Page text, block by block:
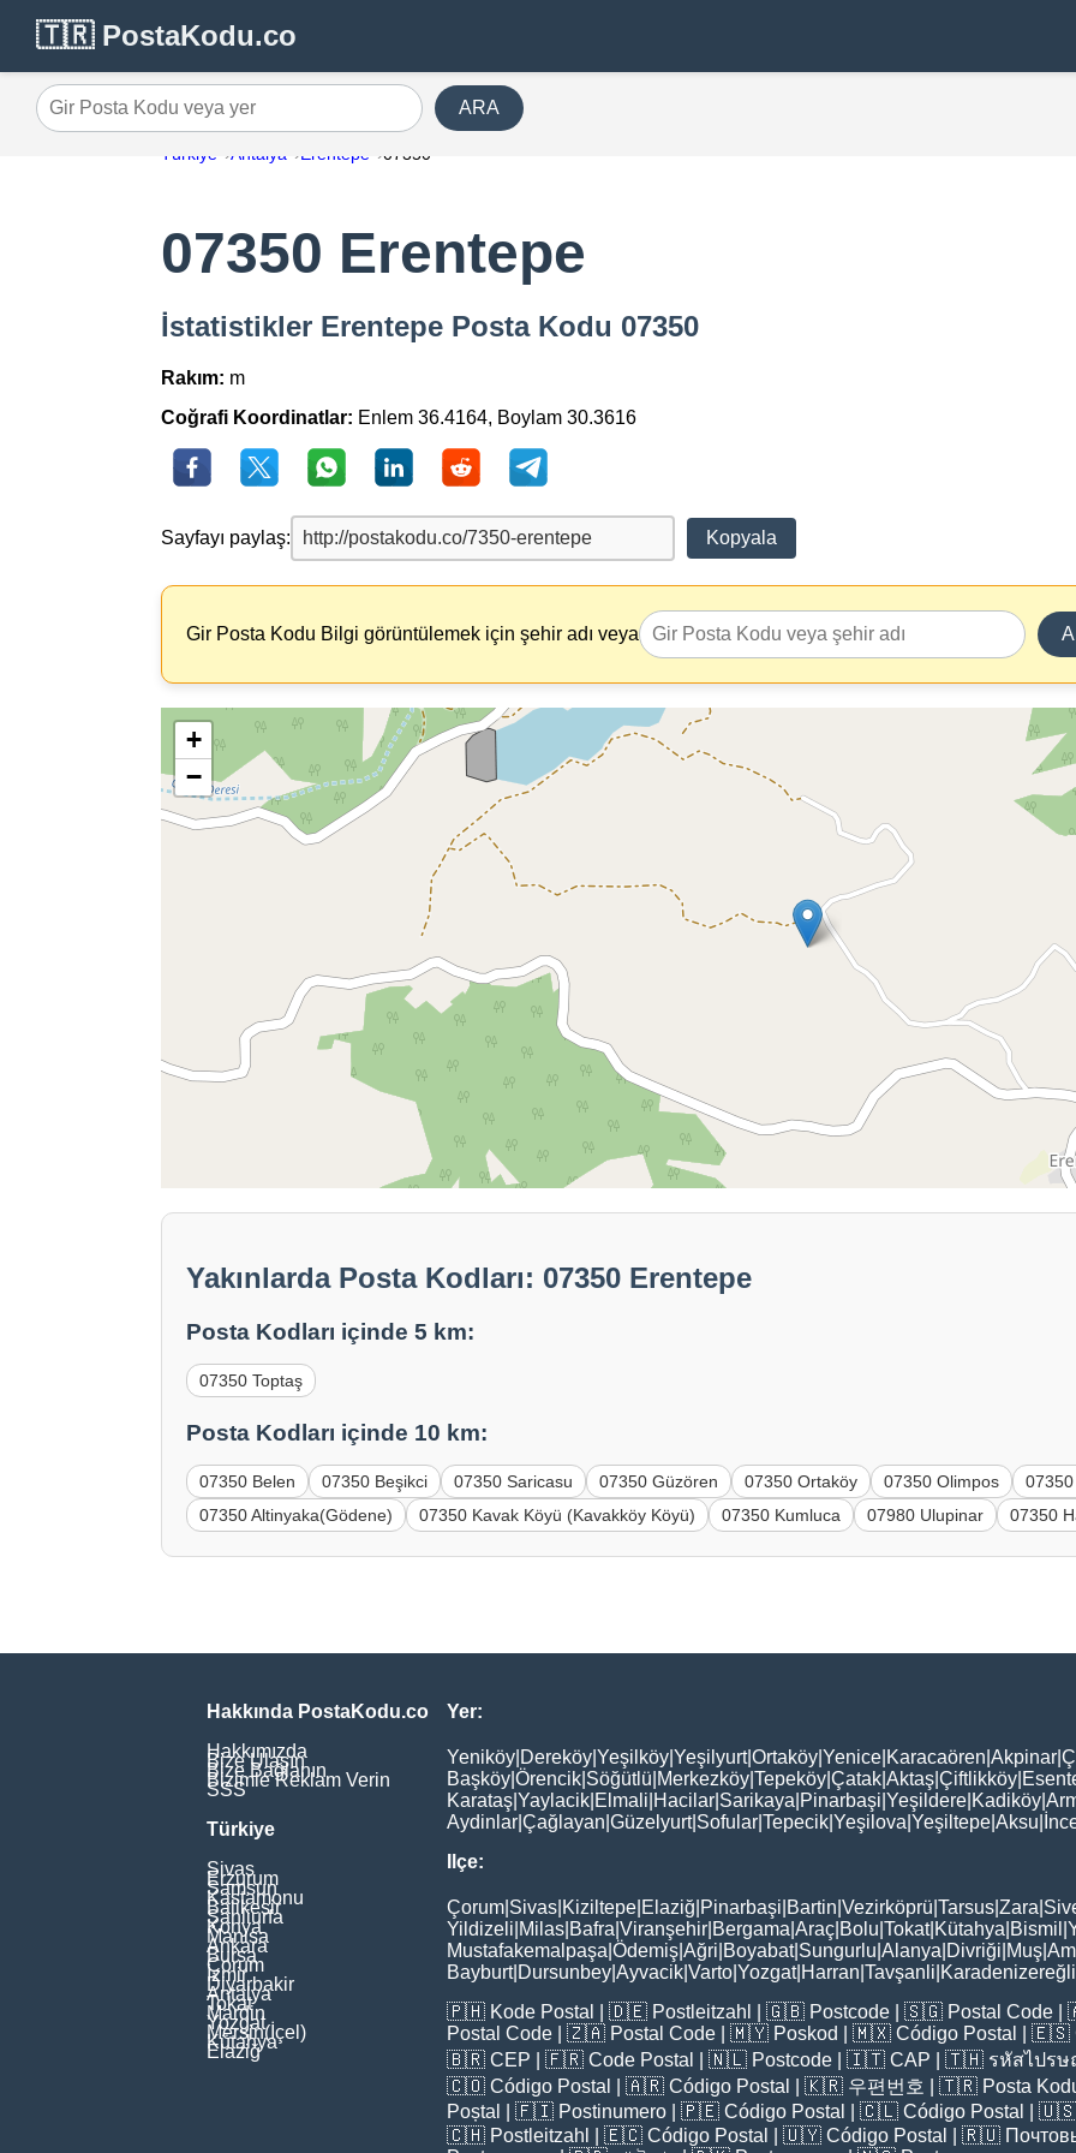
🇹🇷 PostaKodu.co
Gir Posta Kodu veya yer ARA
Türkiye Antalya Erentepe 07350
07350 Erentepe
İstatistikler Erentepe Posta Kodu 07350
Rakım: m
Coğrafi Koordinatlar: Enlem 36.4164, Boylam 30.3616
Sayfayı paylaş: Kopyala
Gir Posta Kodu Bilgi görüntülemek için şehir adı veya
+
−
Yakınlarda Posta Kodları: 07350 Erentepe
Posta Kodları içinde 5 km:
07350 Toptaş
Posta Kodları içinde 10 km:
07350 Belen 07350 Beşikci 07350 Saricasu 07350 Güzören 07350 Ortaköy 07350 Olimpos
07350 Altinyaka(Gödene)
07350 Kavak Köyü (Kavakköy Köyü) 07350 Kumluca 07980 Ulupinar 07350
Hakkında PostaKodu.co
Hakkımızda
Bize Ulaşın
Bize Bağlanın
Bizimle Reklam Verin
SSS
Türkiye
Sivas
Erzurum
Samsun
Kastamonu
Balikesir
Şanliurfa
Konya
Manisa
Ankara
Bursa
Çorum
İzmir
Diyarbakir
Antalya
Tokat
Mardin
Yozgat
Mersin(İçel)
Kütahya
Elaziğ
Yer:
Yeniköy Dereköy Yeşilköy Yeşilyurt|Ortaköy Yenice Karacaören Akpinar
Başköy Örencik Söğütlü Merkezköy Tepeköy Çatak Aktaş Çiftlikköy
Karataş Yaylacik Elmali Hacilar Sarikaya Pinarbaşi Yeşildere Kadiköy
Aydinlar Çağlayan Güzelyurt| Sofular Tepecik Yeşilova Yeşiltepe Aksu
Ilçe:
Çorum Sivas Kiziltepe Elaziğ Pinarbaşi Bartin Vezirköprü Tarsus Zara
Yildizeli Milas Bafra Viranşehir Bergama Araç Bolu Tokat| Kütahya Bismil
Mustafakemalpaşa Ödemiş Ağri Boyabat| Sungurlu Alanya Divriği Muş
Bayburt| Dursunbey Ayvacik Varto Yozgat| Harran Tavşanli Karadenizereğli
🇵🇭 Kode Postal | 🇩🇪 Postleitzahl | 🇬🇧 Postcode | 🇸🇬 Postal Code |
Postal Code | 🇿🇦 Postal Code | 🇲🇾 Poskod | 🇲🇽 Código Postal | 🇪🇸
🇧🇷 CEP | 🇫🇷 Code Postal | 🇳🇱 Postcode | 🇮🇹 CAP | 🇹🇭 รหัสไปร
🇨🇴 Código Postal | 🇦🇷 Código Postal | 🇰🇷 우편번호 | 🇹🇷 Posta
Poștal
| 🇫🇮 Postinumero | 🇵🇪 Código Postal | 🇨🇱 Código Postal
|
🇨🇭 Postleitzahl | 🇪🇨 Código Postal | 🇺🇾 Código Postal | 🇷🇺